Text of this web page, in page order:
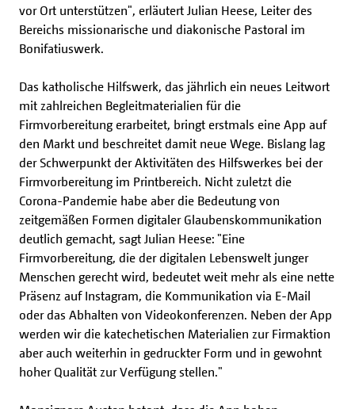
vor Ort unterstützen", erläutert Julian Heese, Leiter des
Bereichs missionarische und diakonische Pastoral im
Bonifatiuswerk.
Das katholische Hilfswerk, das jährlich ein neues Leitwort
mit zahlreichen Begleitmaterialien für die
Firmvorbereitung erarbeitet, bringt erstmals eine App auf
den Markt und beschreitet damit neue Wege. Bislang lag
der Schwerpunkt der Aktivitäten des Hilfswerkes bei der
Firmvorbereitung im Printbereich. Nicht zuletzt die
Corona-Pandemie habe aber die Bedeutung von
zeitgemäßen Formen digitaler Glaubenskommunikation
deutlich gemacht, sagt Julian Heese: "Eine
Firmvorbereitung, die der digitalen Lebenswelt junger
Menschen gerecht wird, bedeutet weit mehr als eine nette
Präsenz auf Instagram, die Kommunikation via E-Mail
oder das Abhalten von Videokonferenzen. Neben der App
werden wir die katechetischen Materialien zur Firmaktion
aber auch weiterhin in gedruckter Form und in gewohnt
hoher Qualität zur Verfügung stellen."